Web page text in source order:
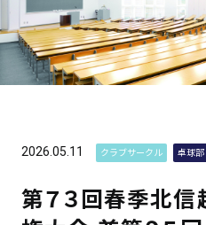
2026.05.11 クラブサークル 卓球部
第７３回春季北